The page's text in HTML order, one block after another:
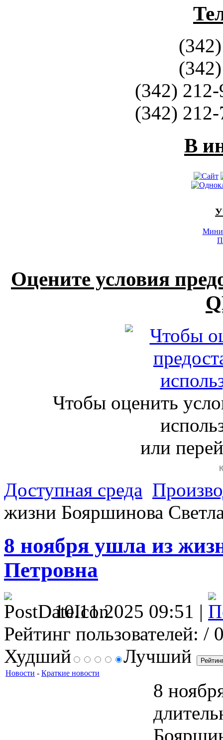
(342)
(342)
В
Оцените условия
Чтобы оценить
или
Доступная среда
жизни Бояршинова
8 ноября ушла из
Петровна
10.11.2025 09:51 |
Рейтинг пользователей: /
Худший
Лучший
Новости - Краткие новости
8